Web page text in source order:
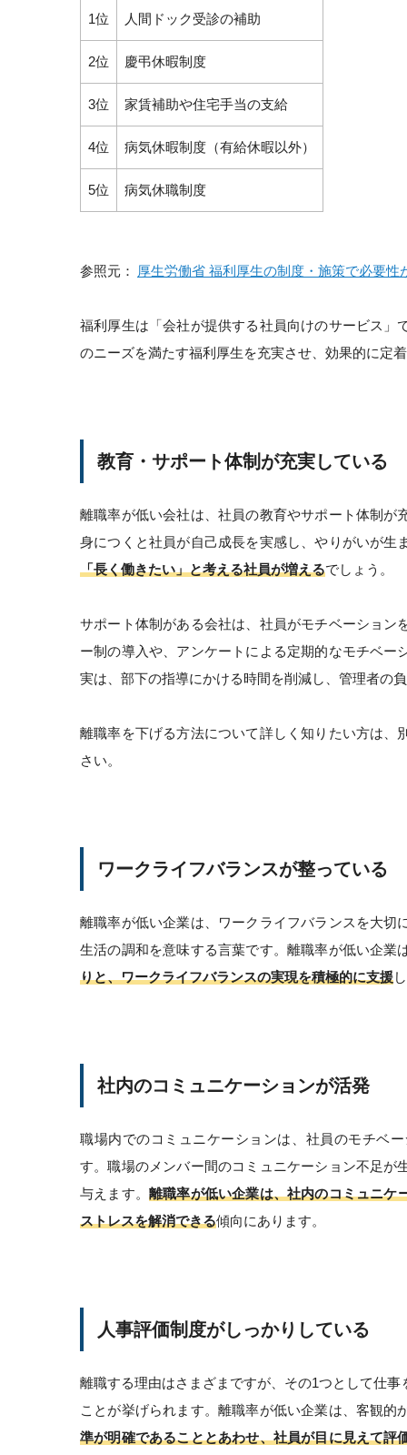
1位 人間ドック受診の補助
2位 慶弔休暇制度
3位 家賃補助や住宅手当の支給
4位 病気休暇制度（有給休暇以外）
5位 病気休職制度
参照元： 厚生労働省 福利厚生の制度・施策で必要性
福利厚生は「会社が提供する社員向けのサービス
のニーズを満たす福利厚生を充実させ、効果的に定
教育・サポート体制が充実している
離職率が低い会社は、社員の教育やサポート体制
身につくと社員が自己成長を実感し、やりがいが生
「長く働きたい」と考える社員が増えるでしょう。
サポート体制がある会社は、社員がモチベーショ
ー制の導入や、アンケートによる定期的なモチベ
実は、部下の指導にかける時間を削減し、管理者の
離職率を下げる方法について詳しく知りたい方は
さい。
ワークライフバランスが整っている
離職率が低い企業は、ワークライフバランスを大
生活の調和を意味する言葉です。離職率が低い企業
りと、ワークライフバランスの実現を積極的に支援
社内のコミュニケーションが活発
職場内でのコミュニケーションは、社員のモチベ
す。職場のメンバー間のコミュニケーション不足
与えます。 離職率が低い企業は、社内のコミュニケ
ストレスを解消できる傾向にあります。
人事評価制度がしっかりしている
離職する理由はさまざまですが、その1つとして仕
ことが挙げられます。離職率が低い企業は、客観
準が明確であることとあわせ、社員が目に見えて